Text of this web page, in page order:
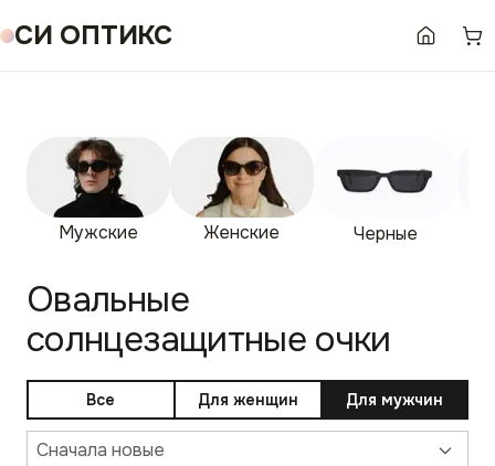
СИ ОПТИКС
Мужские Женские Черные
Овальные
солнцезащитные очки
Все Для женщин Для мужчин
Сначала новые